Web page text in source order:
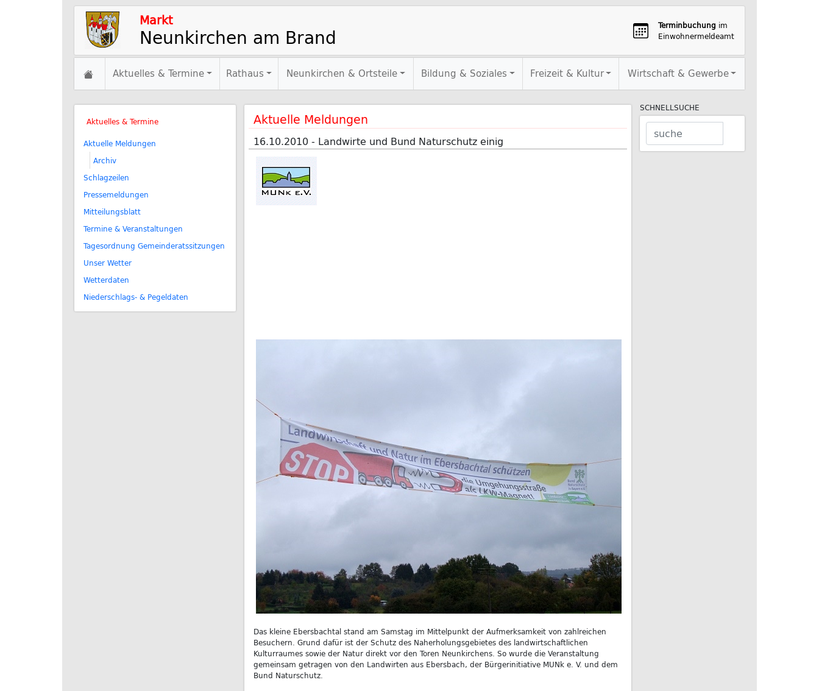
Markt
Neunkirchen am Brand Terminbuchung im
Einwohnermeldeamt
Aktuelles & Termine Rathaus Neunkirchen & Ortsteile Bildung & Soziales Freizeit & Kultur Wirtschaft & Gewerbe
Aktuelles & Termine
Aktuelle Meldungen
Archiv
Schlagzeilen
Pressemeldungen
Mitteilungsblatt
Termine & Veranstaltungen
Tagesordnung Gemeinderatssitzungen
Unser Wetter
Wetterdaten
Niederschlags- & Pegeldaten
Aktuelle Meldungen
16.10.2010 - Landwirte und Bund Naturschutz einig
Das kleine Ebersbachtal stand am Samstag im Mittelpunkt der Aufmerksamkeit von zahlreichen
Besuchern. Grund dafür ist der Schutz des Naherholungsgebietes des landwirtschaftlichen
Kulturraumes sowie der Natur direkt vor den Toren Neunkirchens. So wurde die Veranstaltung
gemeinsam getragen von den Landwirten aus Ebersbach, der Bürgerinitiative MUNk e. V. und dem
Bund Naturschutz.
SCHNELLSUCHE